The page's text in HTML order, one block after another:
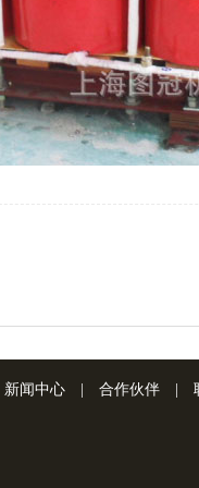
新闻中心 合作伙伴